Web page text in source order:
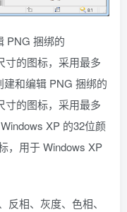
PNG 捆绑的
寸的图标，采用最多
和编辑 PNG 捆绑的
寸的图标，采用最多
XP 的32位颜
，用于 Windows XP
相、灰度、色相、